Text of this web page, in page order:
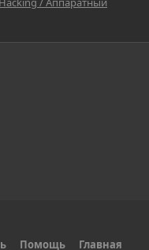
Помощь Главная